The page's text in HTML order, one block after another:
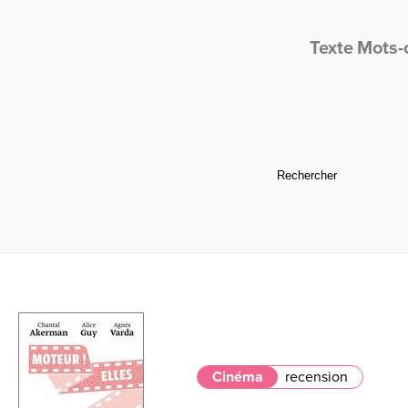
Texte Mots-
Cinéma recension